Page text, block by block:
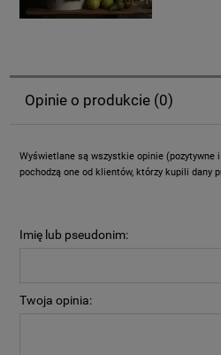
Opinie o produkcie (0)
Wyświetlane są wszystkie opinie (pozytywne
pochodzą one od klientów, którzy kupili dany
Imię lub pseudonim:
Twoja opinia: